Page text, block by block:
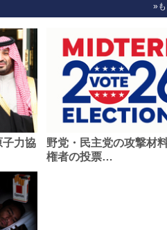
»
子力協
野党・民主党の攻撃材
権者の投票…